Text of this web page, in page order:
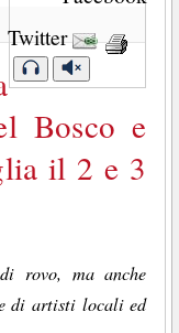
Twitter
Bosco e
il 2 e 3
rovo, ma anche
di artisti locali ed